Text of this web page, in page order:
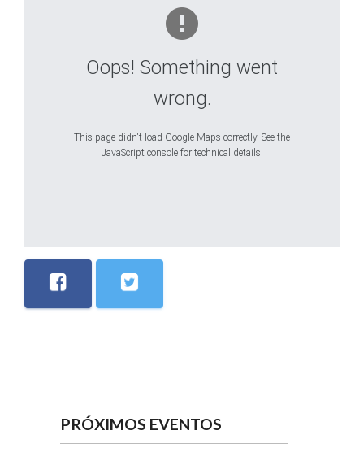
Oops! Something went
wrong.
This page didn't load Google Maps correctly. See the
JavaScript console for technical details.
PRÓXIMOS EVENTOS